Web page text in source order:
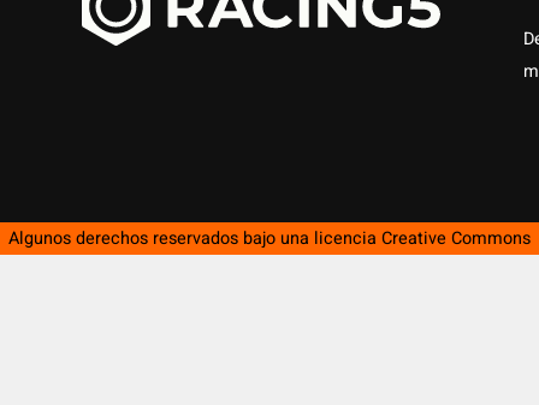
Algunos derechos reservados bajo una licencia Creative Commons